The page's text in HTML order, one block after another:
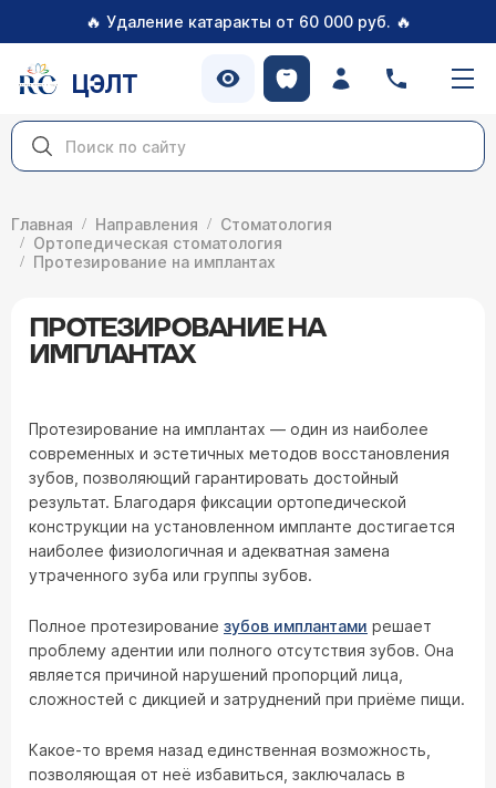
🔥 Удаление катаракты от 60 000 руб. 🔥
ЦЭЛТ
Главная Направления
Стоматология
Ортопедическая стоматология
Протезирование на имплантах
ПРОТЕЗИРОВАНИЕ НА
ИМПЛАНТАХ
Протезирование на имплантах — один из наиболее
современных и эстетичных методов восстановления
зубов, позволяющий гарантировать достойный
результат. Благодаря фиксации ортопедической
конструкции на установленном импланте достигается
наиболее физиологичная и адекватная замена
утраченного зуба или группы зубов.
Полное протезирование зубов имплантами решает
проблему адентии или полного отсутствия зубов. Она
является причиной нарушений пропорций лица,
сложностей с дикцией и затруднений при приёме пищи.
Какое-то время назад единственная возможность,
позволяющая от неё избавиться, заключалась в